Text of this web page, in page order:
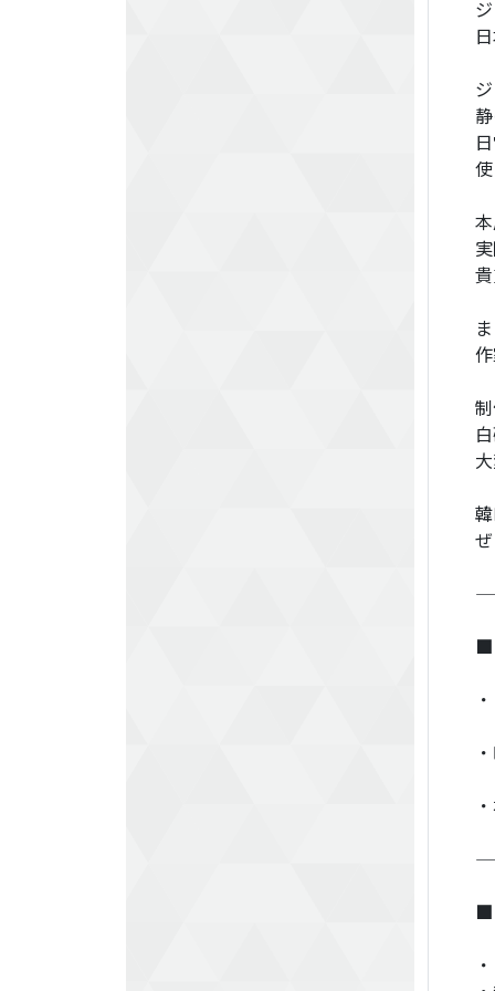
■
■